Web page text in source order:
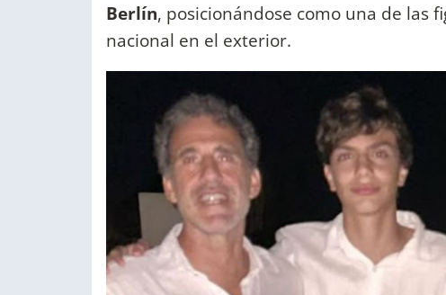
Berlín, posicionándose como una de las
nacional en el exterior.